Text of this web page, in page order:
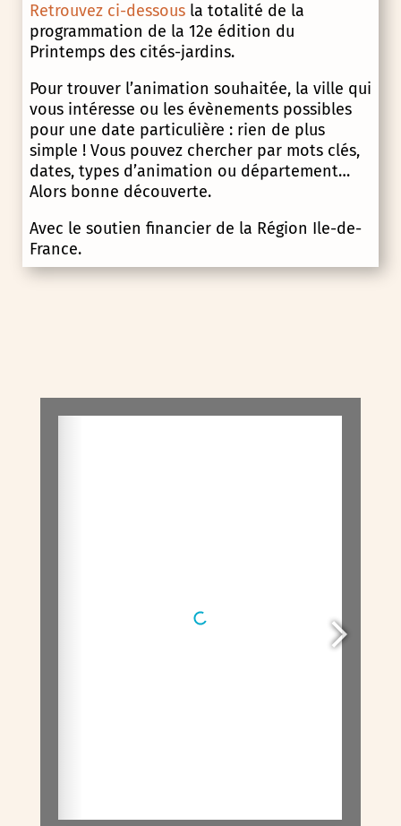
Retrouvez ci-dessousla totalité de la
programmation de la 12e édition du
Printemps des cités-jardins.
Pour trouver l’animation souhaitée, la ville qui
vous intéresse ou les évènements possibles
pour une date particulière : rien de plus
simple ! Vous pouvez chercher par mots clés,
dates, types d’animation ou département…
Alors bonne découverte.
Avec le soutien financier de la Région Ile-de-
France.